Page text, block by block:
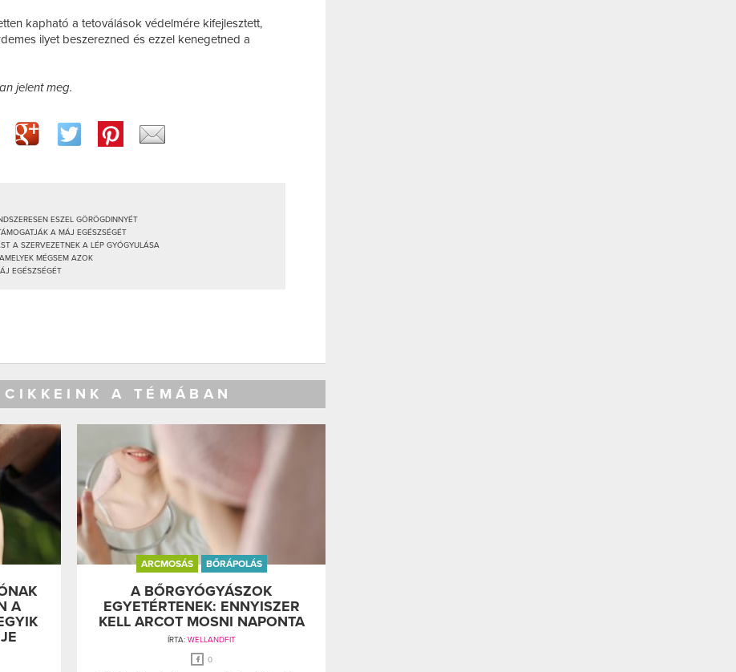
kapható a tetoválások védelmére kifejlesztett,
ilyet beszerezned és ezzel kenegetned a
jelent meg.
ESZEL GÖRÖGDINNYÉT
A MÁJ EGÉSZSÉGÉT
A SZERVEZETNEK A LÉP GYÓGYULÁSA
MÉGSEM AZOK
EGÉSZSÉGÉT
A TÉMÁBAN
A
ARCMOSÁS BŐRÁPOLÁS
A BŐRGYÓGYÁSZOK
EGYETÉRTENEK: ENNYISZER
KELL ARCOT MOSNI NAPONTA
ÍRTA: WELLANDFIT
0